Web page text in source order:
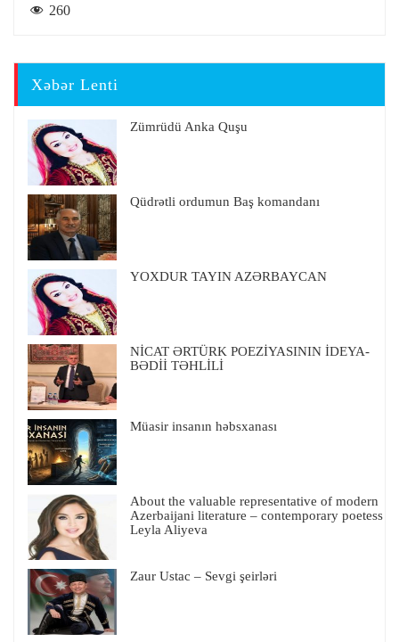
260
Xəbər Lenti
Zümrüdü Anka Quşu
Qüdrətli ordumun Baş komandanı
YOXDUR TAYIN AZƏRBAYCAN
NİCAT ƏRTÜRK POEZİYASININ İDEYA-
BƏDİİ TƏHLİLİ
Müasir insanın həbsxanası
About the valuable representative of modern
Azerbaijani literature – contemporary poetess
Leyla Aliyeva
Zaur Ustac – Sevgi şeirləri